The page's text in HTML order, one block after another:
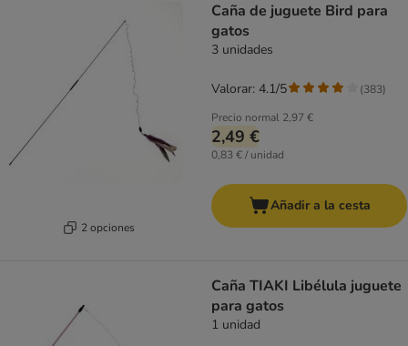
2 opciones
Caña de juguete Bird para
gatos
3 unidades
Precio normal 2,97 €
2,49 €
0,83 € / unidad
Valorar: 4.1/5 (383)
Añadir a la cesta
Caña TIAKI Libélula juguete
para gatos
1 unidad